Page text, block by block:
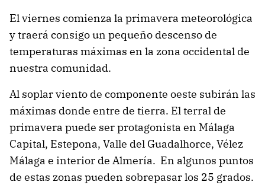
El viernes comienza la primavera meteorológica
y traerá consigo un pequeño descenso de
temperaturas máximas en la zona occidental de
nuestra comunidad.
Al soplar viento de componente oeste subirán las
máximas donde entre de tierra. El terral de
primavera puede ser protagonista en Málaga
Capital, Estepona, Valle del Guadalhorce, Vélez
Málaga e interior de Almería. En algunos puntos
de estas zonas pueden sobrepasar los 25 grados.